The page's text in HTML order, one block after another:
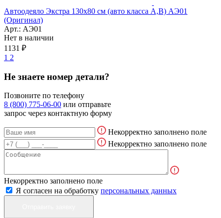
Автоодеяло Экстра 130х80 см (авто класса А,В) АЭ01
(Оригинал)
Арт.: АЭ01
Нет в наличии
1131 ₽
1 2
Не знаете номер детали?
Позвоните по телефону
8 (800) 775-06-00 или отправьте
запрос через контактную форму
Некорректно заполнено поле
Некорректно заполнено поле
Некорректно заполнено поле
Я согласен на обработку персональных данных